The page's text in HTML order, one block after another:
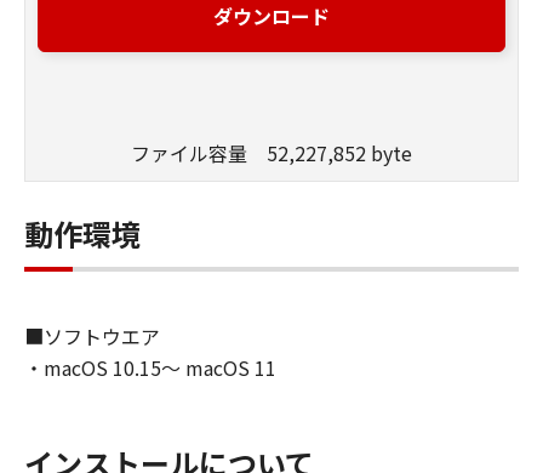
ダウンロード
ファイル容量 52,227,852 byte
動作環境
■ソフトウエア
・macOS 10.15～ macOS 11
インストールについて